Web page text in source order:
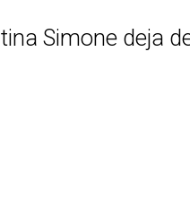
Simone deja